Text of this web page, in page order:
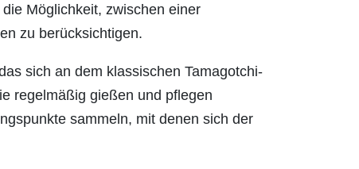
Möglichkeit, zwischen einer
zu berücksichtigen.
sich an dem klassischen Tamagotchi-
regelmäßig gießen und pflegen
sammeln, mit denen sich der